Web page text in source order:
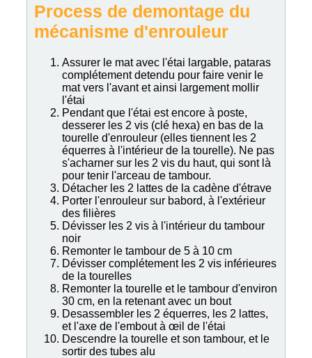
Process de demontage du
mécanisme d'enrouleur
Assurer le mat avec l'étai largable, pataras
complétement detendu pour faire venir le
mat vers l'avant et ainsi largement mollir
l'étai
Pendant que l'étai est encore à poste,
desserer les 2 vis (clé hexa) en bas de la
tourelle d'enrouleur (elles tiennent les 2
équerres à l'intérieur de la tourelle). Ne pas
s'acharner sur les 2 vis du haut, qui sont là
pour tenir l'arceau de tambour.
Détacher les 2 lattes de la cadène d'étrave
Porter l'enrouleur sur babord, à l'extérieur
des filières
Dévisser les 2 vis à l'intérieur du tambour
noir
Remonter le tambour de 5 à 10 cm
Dévisser complétement les 2 vis inférieures
de la tourelles
Remonter la tourelle et le tambour d'environ
30 cm, en la retenant avec un bout
Desassembler les 2 équerres, les 2 lattes,
et l'axe de l'embout à œil de l'étai
Descendre la tourelle et son tambour, et le
sortir des tubes alu